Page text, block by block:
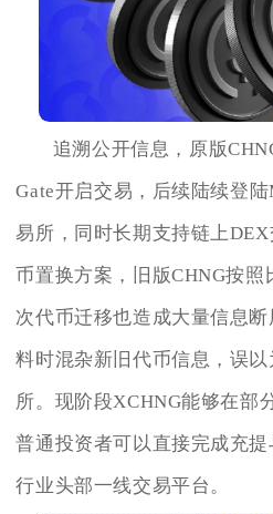
追溯公开信息，原版
Gate开启交易，后续陆续登
易所，同时长期支持链上
币置换方案，旧版CHNG按
次代币迁移也造成大量信息
料时混杂新旧代币信息，误
所。现阶段XCHNG能够在部
普通投资者可以直接完成充
行业头部一线交易平台。